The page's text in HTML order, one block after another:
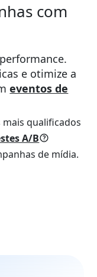
com
e otimize a
eventos de
qualificados
A/B
de mídia.